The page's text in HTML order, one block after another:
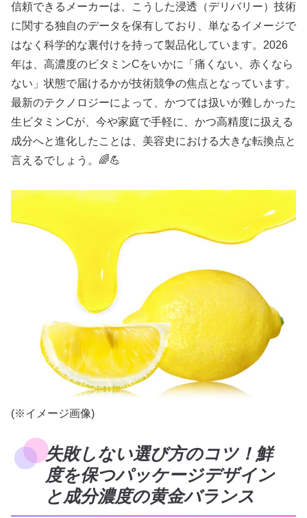
信頼できるメーカーは、こうした浸透（デリバリー）技術
に関する独自のデータを保有しており、単なるイメージで
はなく科学的な裏付けを持って製品化しています。2026
年は、高濃度のビタミンCをいかに「痛くない、赤くなら
ない」状態で届けるかが技術競争の焦点となっています。
最新のテクノロジーによって、かつては扱いが難しかった
生ビタミンCが、今や家庭で手軽に、かつ高精度に扱える
成分へと進化したことは、美容史における大きな転換点と
言えるでしょう。🌈💪
(※イメージ画像)
失敗しない選び方のコツ！鮮
度を保つパッケージデザイン
と成分濃度の黄金バランス